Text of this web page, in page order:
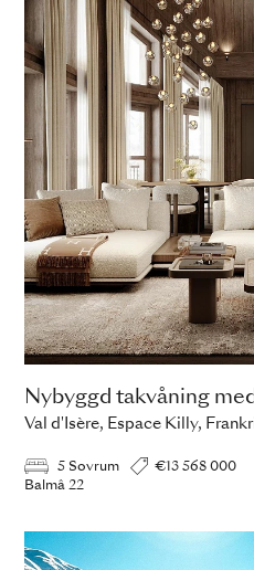
Nybyggd takvåning
Val d'Isère, Espace Killy,
5 Sovrum
€13 568 000
Balmâ 22